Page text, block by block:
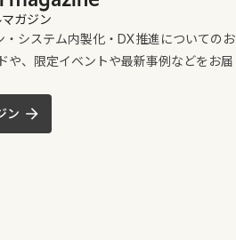
ガジン
・システム内製化・DX推進についてのお
や、限定イベントや最新事例などをお届
ン